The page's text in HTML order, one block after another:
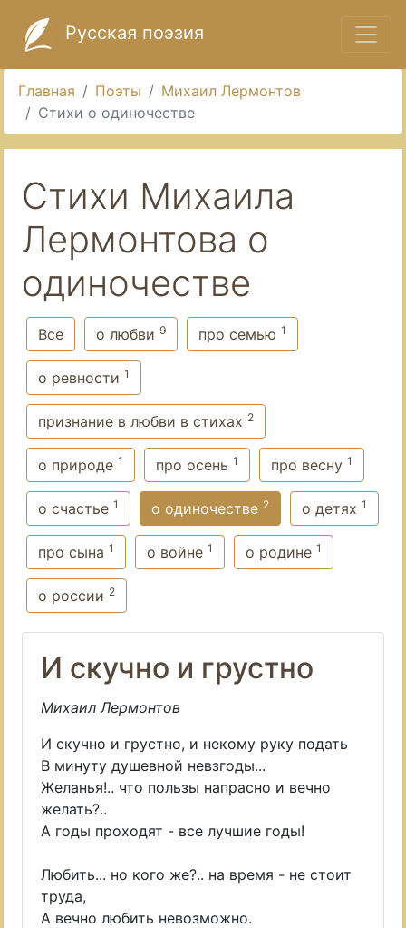
Русская поэзия
Главная Поэты
Михаил Лермонтов
Стихи о одиночестве
Стихи Михаила
Лермонтова о
одиночестве
Все о любви 9 про семью 1
о ревности 1
признание в любви в стихах 2
о природе 1 про осень 1 про весну 1
о счастье 1 о одиночестве 2 о детях 1
про сына 1 о войне 1 о родине 1
о россии 2
И скучно и грустно
Михаил Лермонтов
И скучно и грустно, и некому руку подать
В минуту душевной невзгоды...
Желанья!.. что пользы напрасно и вечно
желать?..
А годы проходят - все лучшие годы!
Любить... но кого же?.. на время - не стоит
труда,
А вечно любить невозможно.